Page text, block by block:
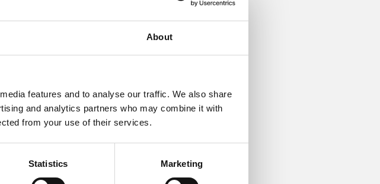
About
features and to analyse our traffic. We also share
and analytics partners who may combine it with
from your use of their services.
Statistics Marketing
der ønsker at netværke i forbindelse med golf,
og deres gæster. Arrangementet